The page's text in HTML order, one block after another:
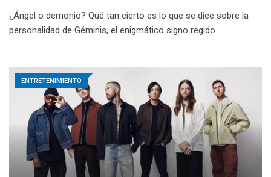
¿Ángel o demonio? Qué tan cierto es lo que se dice sobre la
personalidad de Géminis, el enigmático signo regido…
ENTRETENIMIENTO